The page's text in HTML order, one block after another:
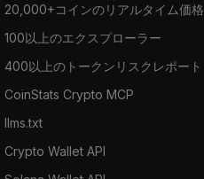
20,000+コインのリアルタイム価格
100以上のエクスプローラー
400以上のトークンリスクレポート
CoinStats Crypto MCP
llms.txt
Crypto Wallet API